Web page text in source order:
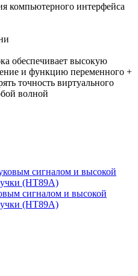
компьютерного интерфейса
обеспечивает высокую
и функцию переменного +
точность виртуального
волной
сигналом и высокой
(HT89A)